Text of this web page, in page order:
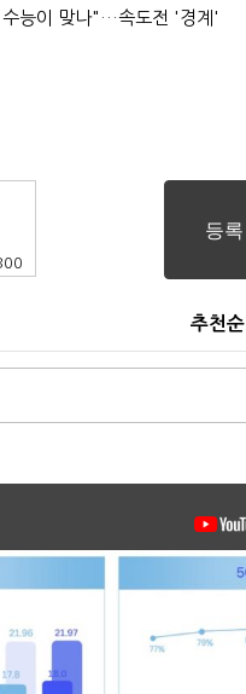
수능이 맞나"…속도전 '경계'
추천순